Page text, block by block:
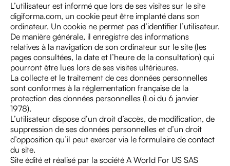
L’utilisateur est informé que lors de ses visites sur le site
digiforma.com, un cookie peut être implanté dans son
ordinateur. Un cookie ne permet pas d’identifier l’utilisateur.
De manière générale, il enregistre des informations
relatives à la navigation de son ordinateur sur le site (les
pages consultées, la date et l’heure de la consultation) qui
pourront être lues lors de ses visites ultérieures.
La collecte et le traitement de ces données personnelles
sont conformes à la réglementation française de la
protection des données personnelles (Loi du 6 janvier
1978).
L’utilisateur dispose d’un droit d’accès, de modification, de
suppression de ses données personnelles et d’un droit
d’opposition qu’il peut exercer via le formulaire de contact
du site.
Site édité et réalisé par la société A World For US SAS